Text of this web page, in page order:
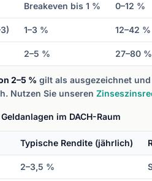
Breakeven bis 1 % 0–12 %
1–3 % 12–42 %
2–5 % 27–80 %
2–5 % gilt als ausgezeichnet
Nutzen Sie unseren
im DACH-Raum
Typische Rendite (jährlich)
2–3,5 %